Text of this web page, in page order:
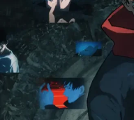
estreno
en
Argentina,
México,
Venezuela,
Perú